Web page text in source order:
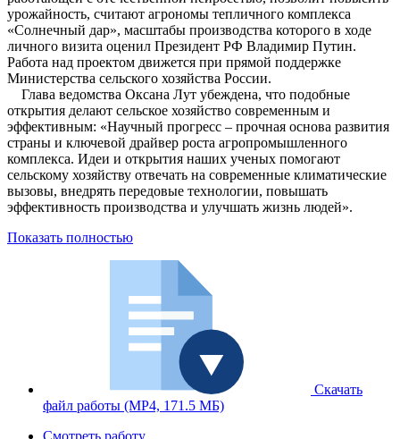
урожайность, считают агрономы тепличного комплекса
«Солнечный дар», масштабы производства которого в ходе
личного визита оценил Президент РФ Владимир Путин.
Работа над проектом движется при прямой поддержке
Министерства сельского хозяйства России.
Глава ведомства Оксана Лут убеждена, что подобные
открытия делают сельское хозяйство современным и
эффективным: «Научный прогресс – прочная основа развития
страны и ключевой драйвер роста агропромышленного
комплекса. Идеи и открытия наших ученых помогают
сельскому хозяйству отвечать на современные климатические
вызовы, внедрять передовые технологии, повышать
эффективность производства и улучшать жизнь людей».
Показать полностью
Скачать
файл работы (MP4, 171.5 МБ)